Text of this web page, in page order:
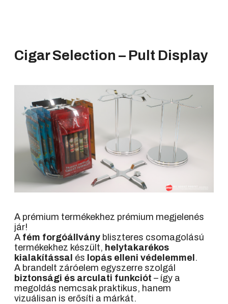
Cigar Selection – Pult Display
A prémium termékekhez prémium megjelenés
jár!
A fém forgóállvány bliszteres csomagolású
termékekhez készült, helytakarékos
kialakítással és lopás elleni védelemmel.
A brandelt záróelem egyszerre szolgál
biztonsági és arculati funkciót – így a
megoldás nemcsak praktikus, hanem
vizuálisan is erősíti a márkát.